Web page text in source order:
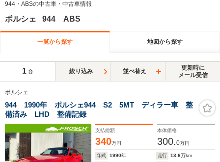
944・ABSの中古車・中古車情報
ポルシェ 944 ABS
一覧から探す 地図から探す
1 台 絞り込み 並べ替え
更新時に
メール受信
ポルシェ
944 1990年 ポルシェ944 S2 5MT ディラー車 整
備済み LHD 整備記録
支払総額
340万円
本体価格
300.0万円
年式 1990年 走行 13.6万km